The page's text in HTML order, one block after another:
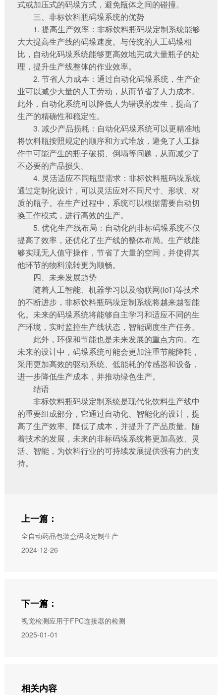
式或加压式的码垛方式，避免瓶体之间的碰撞。
三、非标饮料瓶码垛系统的优势
1. 提高生产效率：非标饮料瓶码垛定制系统能够
大大提高生产线的码垛速度。与传统的人工码垛相
比，自动化码垛系统能够更高效地完成大量瓶子的处
理，提升生产线整体的作业效率。
2. 节省人力成本：通过自动化码垛系统，生产企
业可以减少大量的人工劳动，从而节省了人力成本。
此外，自动化系统可以降低人为错误的发生，提高了
生产的精确性和稳定性。
3. 减少产品损耗：自动化码垛系统可以更精准地
将饮料瓶按照规定的顺序和方式堆放，避免了人工操
作中可能产生的瓶子破损、倒塌等问题，从而减少了
不必要的产品损失。
4. 灵活适应不同瓶型需求：非标饮料瓶码垛系统
通过定制化设计，可以灵活应对不同尺寸、形状、材
质的瓶子。在生产过程中，系统可以根据需要自动切
换工作模式，进行高效的生产。
5. 优化生产线布局：自动化的非标码垛系统不仅
提高了效率，还优化了生产线的整体布局。生产线能
够实现无人值守操作，节省了大量的空间，并使得其
他环节的物料流转更为顺畅。
四、未来发展趋势
随着人工智能、机器学习以及物联网(IoT)等技术
的不断进步，非标饮料瓶码垛定制系统将越来越智能
化。未来的码垛系统将能够自主学习和适应不同的生
产环境，实时监控生产线状态，智能调度生产任务。
此外，环保和节能也是未来发展的重点方向。在
未来的设计中，码垛系统可能会更加注重节能降耗，
采用更加高效的驱动系统、低能耗的传感器和设备，
进一步降低生产成本，并推动绿色生产。
结语
非标饮料瓶码垛定制系统是现代化饮料生产线中
的重要组成部分，它通过自动化、智能化的设计，提
高了生产效率、降低了成本，并提升了产品质量。随
着技术的发展，未来的非标码垛系统将更加高效、灵
活、智能，为饮料行业的可持续发展提供强有力的支
持。
上一篇：
全自动药品包装盒码垛定制生产
2024-12-26
下一篇：
视觉检测应用于FPC连接器的检测
2025-01-01
相关内容